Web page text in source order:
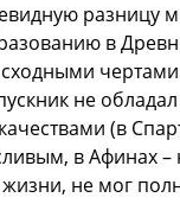
разницу
в
не обладал
(в
в Афинах –
не мог